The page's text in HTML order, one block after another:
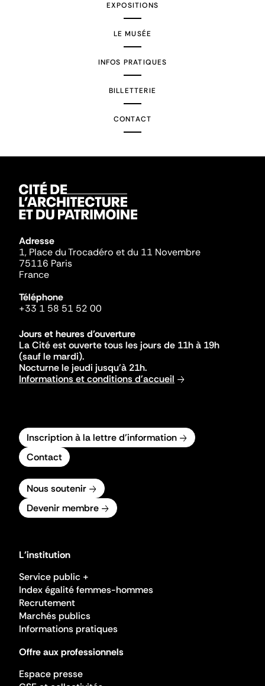
EXPOSITIONS
LE MUSÉE
INFOS PRATIQUES
BILLETTERIE
CONTACT
Adresse
1, Place du Trocadéro et du 11 Novembre
75116 Paris
France
Téléphone
+33 1 58 51 52 00
Jours et heures d'ouverture
La Cité est ouverte tous les jours de 11h à 19h
(sauf le mardi).
Nocturne le jeudi jusqu'à 21h.
Informations et conditions d'accueil
Inscription à la lettre d'information
Contact
Nous soutenir
Devenir membre
L'institution
Service public +
Index égalité femmes-hommes
Recrutement
Marchés publics
Informations pratiques
Offre aux professionnels
Espace presse